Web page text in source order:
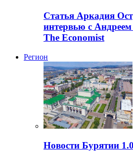
Статья Аркадия
интервью с
The Economist
Регион
Новости Бурятии